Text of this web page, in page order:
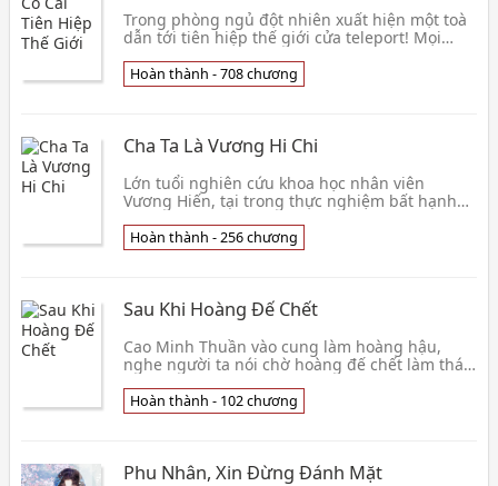
Trong phòng ngủ đột nhiên xuất hiện một toà
dẫn tới tiên hiệp thế giới cửa teleport! Mọi
hoan hô nhảy nhót, Trương Thanh đã đi vào
cửa teleport, đi lãnh hội càng rộng lớn hơn
Hoàn thành - 708 chương
Cha Ta Là Vương Hi Chi
Lớn tuổi nghiên cứu khoa học nhân viên
Vương Hiến, tại trong thực nghiệm bất hạnh
Thánh Vương Hi
Hoàn thành - 256 chương
Sau Khi Hoàng Đế Chết
Cao Minh Thuần vào cung làm hoàng hậu,
nghe người ta nói chờ hoàng đế chết làm thái
ngoài săn bắn
Hoàn thành - 102 chương
Phu Nhân, Xin Đừng Đánh Mặt